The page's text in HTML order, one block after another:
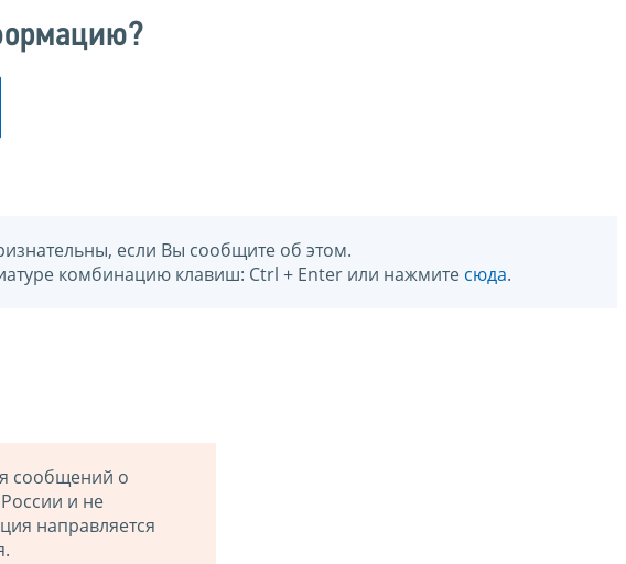
если Вы сообщите об этом.
комбинацию клавиш: Ctrl + Enter или нажмите сюда.
сообщений о
и не
направляется